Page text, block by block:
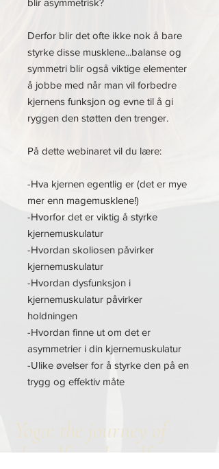
Derfor blir det ofte ikke nok å bare
styrke disse musklene...balanse og
symmetri blir også viktige elementer
å jobbe med når man vil forbedre
kjernens funksjon og evne til å gi
ryggen den støtten den trenger.
På dette webinaret vil du lære:
-Hva kjernen egentlig er (det er mye
mer enn magemusklene!)
-Hvorfor det er viktig å styrke
kjernemuskulatur
-Hvordan skoliosen påvirker
kjernemuskulatur
-Hvordan dysfunksjon i
kjernemuskulatur påvirker
holdningen
-Hvordan finne ut om det er
asymmetrier i din kjernemuskulatur
-Ulike øvelser for å styrke den på en
trygg og effektiv måte
Yoga: the journey of
the self, to the self,